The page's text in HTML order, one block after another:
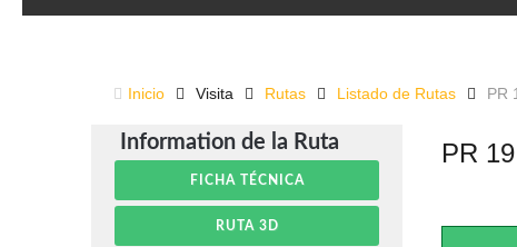
Inicio Visita Rutas Listado de Rutas PR
PR
Information de la Ruta
FICHA TÉCNICA
RUTA 3D